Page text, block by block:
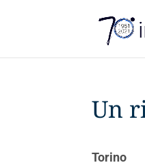
Un
Torino